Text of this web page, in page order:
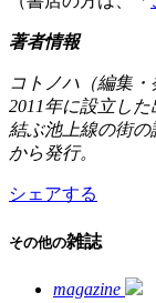
著者情報
コトノハ（編集・
2011年に設立し
結ぶ池上線の街
から発行。
シェアする
その他の雑誌
magazine